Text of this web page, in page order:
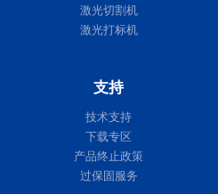
激光切割机
激光打标机
支持
技术支持
下载专区
产品终止政策
过保固服务